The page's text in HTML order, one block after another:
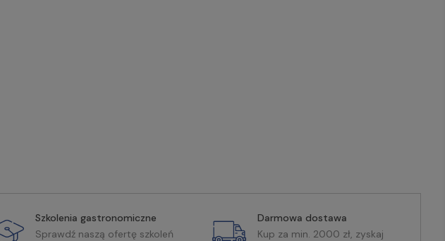
Szkolenia gastronomiczne
Sprawdź naszą ofertę szkoleń
Darmowa dostawa
Kup za min. 2000 zł, zyskaj